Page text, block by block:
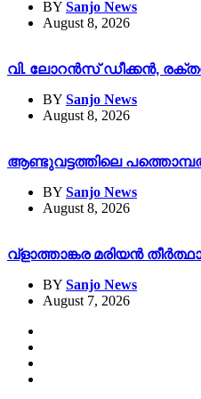
BY Sanjo News
August 8, 2026
വി. ലോറൻസ് ഡീക്കൻ,
BY Sanjo News
August 8, 2026
ആണ്ടുവട്ടത്തിലെ
BY Sanjo News
August 8, 2026
വ്ളാത്താങ്കര മരിയൻ
BY Sanjo News
August 7, 2026